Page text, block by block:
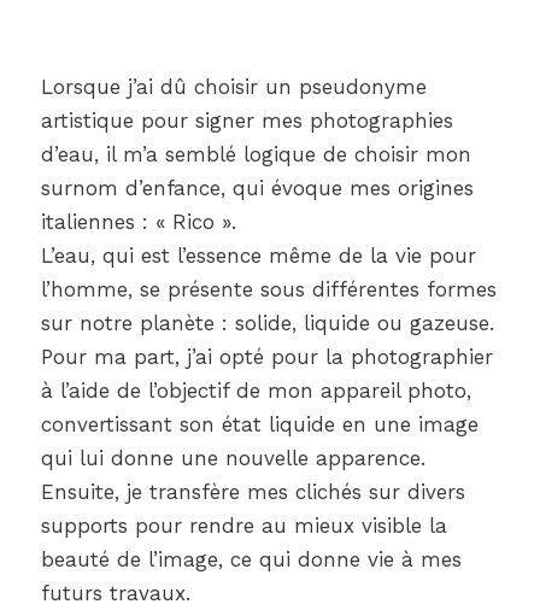
Lorsque j’ai dû choisir un pseudonyme
artistique pour signer mes photographies
d’eau, il m’a semblé logique de choisir mon
surnom d’enfance, qui évoque mes origines
italiennes : « Rico ».
L’eau, qui est l’essence même de la vie pour
l’homme, se présente sous différentes formes
sur notre planète : solide, liquide ou gazeuse.
Pour ma part, j’ai opté pour la photographier
à l’aide de l’objectif de mon appareil photo,
convertissant son état liquide en une image
qui lui donne une nouvelle apparence.
Ensuite, je transfère mes clichés sur divers
supports pour rendre au mieux visible la
beauté de l’image, ce qui donne vie à mes
futurs travaux.